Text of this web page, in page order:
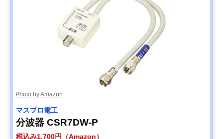
Photo by Amazon
マスプロ電工
分波器 CSR7DW-P
税込み1,700円（Amazon）